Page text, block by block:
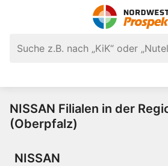
NISSAN Filialen in der
(Oberpfalz)
NISSAN